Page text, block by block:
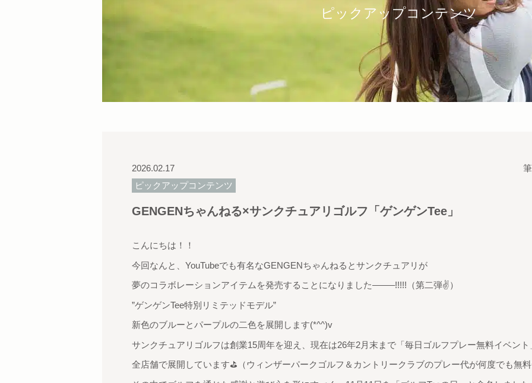
ピックアップコンテンツ
2026.02.17
ピックアップコンテンツ
GENGENちゃんねる×サンクチュアリゴルフ「ゲンゲンTee」
こんにちは！！
今回なんと、YouTubeでも有名なGENGENちゃんねるとサンクチュアリが
夢のコラボレーションアイテムを発売することになりました——–!!!!!（第二弾✌）
”ゲンゲンTee特別リミテッドモデル”
新色のブルーとパープルの二色を展開します(*^^)v
サンクチュアリゴルフは創業15周年を迎え、現在は26年2月末まで「毎日ゴルフプレー無料イベント
全店舗で展開しています⛳（ウィンザーパークゴルフ＆カントリークラブのプレー代が何度でも無料